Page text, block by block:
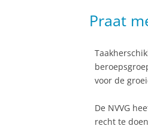
Praat
voor de
De NVVG
recht te